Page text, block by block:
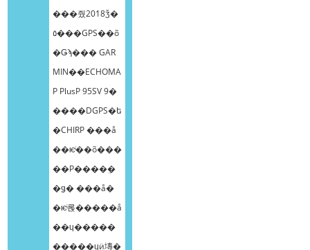
���줬2018ǯ�
٥���GPS��õ
�Ǥϡ��� GAR
MIN��ECHOMA
P PlusP 95SV 9�
����DGPS�ե
�CHIRP ���å
��ѥͥ��õ���
��Ρ����ܸ�
�ǥ� ���å�
�ѥͥ롡�����å
��ɥ�����
�����ɥӥ塼�